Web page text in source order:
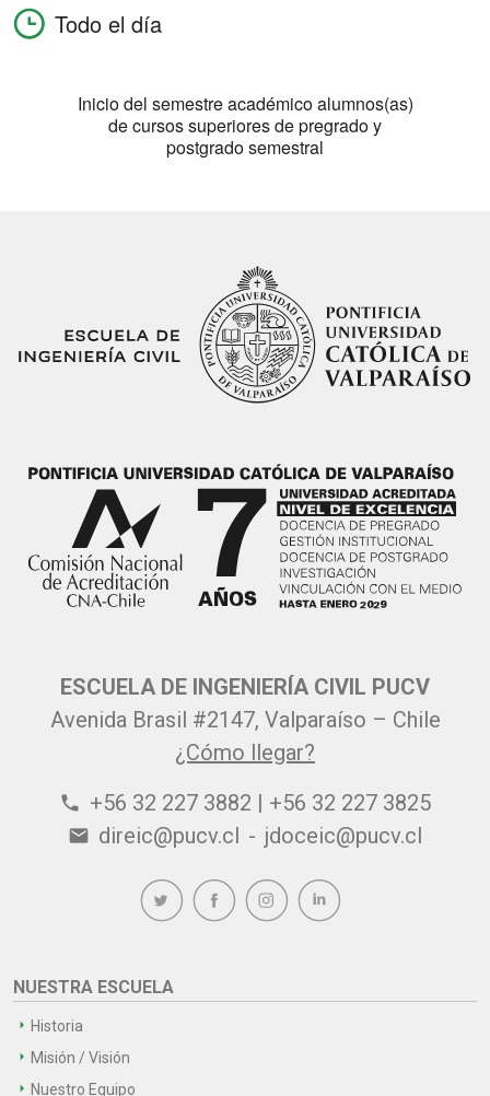
Todo el día
Inicio del semestre académico alumnos(as)
de cursos superiores de pregrado y
postgrado semestral
ESCUELA DE INGENIERÍA CIVIL PUCV
Avenida Brasil #2147, Valparaíso – Chile
¿Cómo llegar?
phone +56 32 227 3882 | +56 32 227 3825
email direic@pucv.cl - jdoceic@pucv.cl
NUESTRA ESCUELA
Historia
Misión / Visión
Nuestro Equipo